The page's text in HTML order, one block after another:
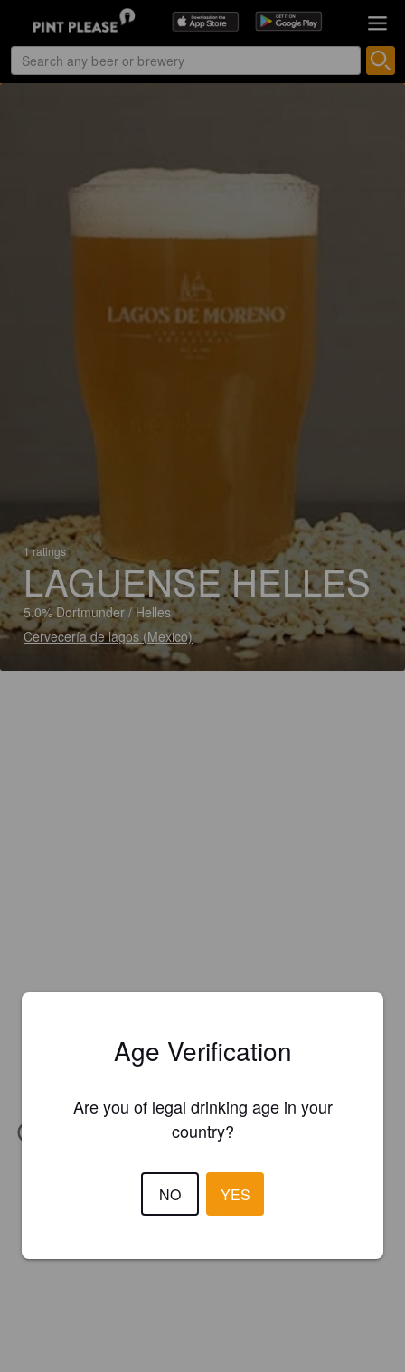
1 ratings
LAGUENSE HELLES
5.0% Dortmunder / Helles
Cervecería de lagos (Mexico)
Age Verification
Are you of legal drinking age in your
country?
NO YES